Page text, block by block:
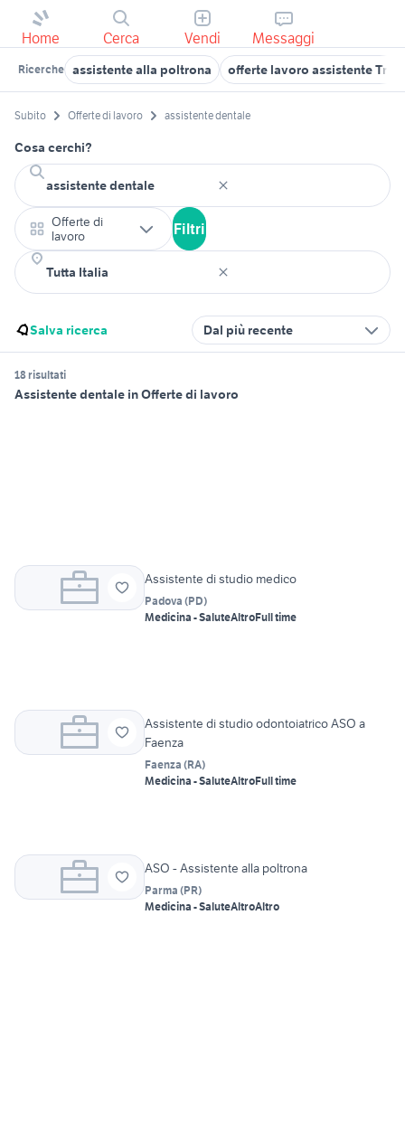
Home Cerca Vendi Messaggi
Ricerche assistente alla poltrona offerte lavoro assistente
Subito Offerte di lavoro assistente dentale
Cosa cerchi?
Offerte di
lavoro
Filtri
Salva ricerca Dal più recente
18 risultati
Assistente dentale in Offerte di lavoro
Assistente di studio medico
Padova (PD)
Medicina - SaluteAltroFull time
Assistente di studio odontoiatrico ASO a
Faenza
Faenza (RA)
Medicina - SaluteAltroFull time
ASO - Assistente alla poltrona
Parma (PR)
Medicina - SaluteAltroAltro